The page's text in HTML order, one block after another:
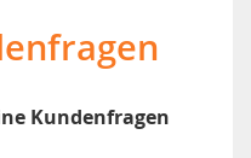
Kundenfragen